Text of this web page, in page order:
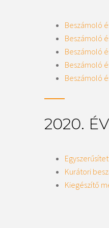
Beszámoló
Beszámoló
Beszámoló
Beszámoló
Beszámoló
2020.
Kurátori
Kiegészítő